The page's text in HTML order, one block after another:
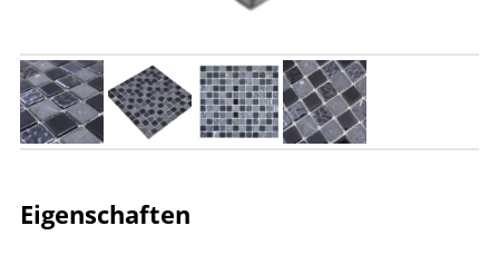
Eigenschaften